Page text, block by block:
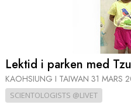
Lektid i parken med
KAOHSIUNG I TAIWAN 31 MARS
SCIENTOLOGISTS @LIVET